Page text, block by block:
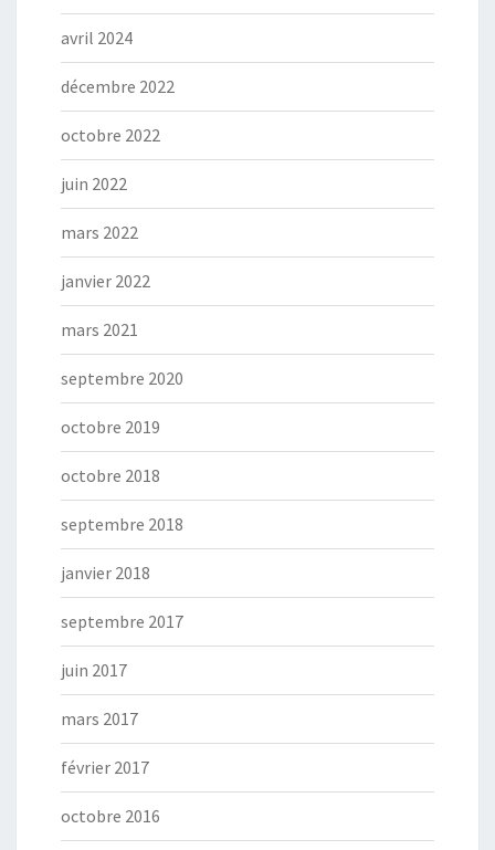
avril 2024
décembre 2022
octobre 2022
juin 2022
mars 2022
janvier 2022
mars 2021
septembre 2020
octobre 2019
octobre 2018
septembre 2018
janvier 2018
septembre 2017
juin 2017
mars 2017
février 2017
octobre 2016